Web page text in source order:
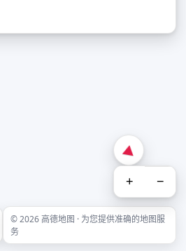
+ −
© 2026 高德地图 · 为您提供准确的地图服
务